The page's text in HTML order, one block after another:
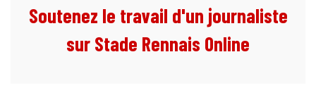
Soutenez le travail d'un journaliste
sur Stade Rennais Online